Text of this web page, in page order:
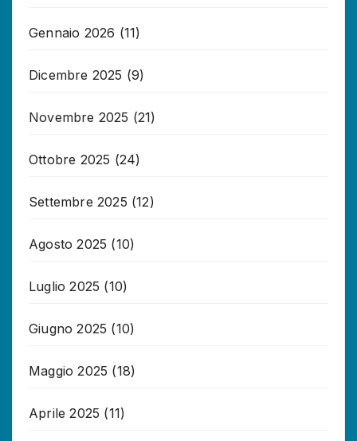
Gennaio 2026 (11)
Dicembre 2025 (9)
Novembre 2025 (21)
Ottobre 2025 (24)
Settembre 2025 (12)
Agosto 2025 (10)
Luglio 2025 (10)
Giugno 2025 (10)
Maggio 2025 (18)
Aprile 2025 (11)